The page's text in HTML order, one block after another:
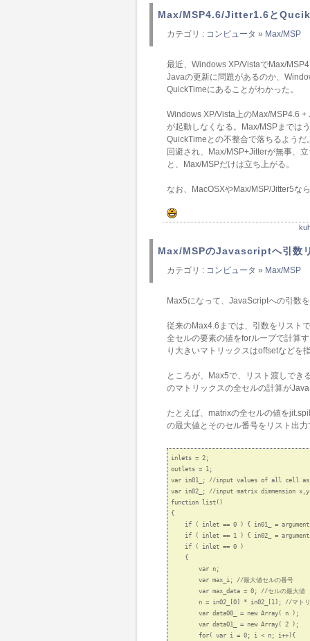
Max/MSP4.6/Jitter1.6と
カテゴリ : コンピュータ » Max/MSP
最近、Windows XP/VistaでMax/
Javaの更新に問題があるのか、
QuickTimeにあることがわかった。
Windows XP/Vista上のMax/MSP4.6
が起動しなくなる。Max/MSPまでは
QuickTimeとの不整合で落ちるよう
回避され、Max/MSP+Jitterが無事、
と、Max/MSPだけは立ち上がる。
なお、MacOSXやMax/MSP/Jitter5な
Max/MSPのJavascriptへ引数
カテゴリ : コンピュータ » Max/MSP
Max5になって、JavaScriptへの引数
従来のMax4.6までは、引数をリスト
全セルの要素の値をforループで計算
り大きいマトリックスはoffsetなどを
ところが、Max5で、リスト渡しでき
のマトリックスの全セルの計算が
たとえば、matrixの全セルの値を
の最大値とそのセル番号をリスト出
inlets = 2;
outlets = 1;
var in01_; //input values of all cell
var in02_; //input matrix dimmension x,y
function list()
{
if ( inlet == 0 ) { in01_ =
if ( inlet == 1 ) { in02_ =
    if ( inlet == 0 )
    {
        var n;
        var max_i; //最大値セルの番号
        var max_data = 0; //セルの最大値
n = in02_[0] * in02_[1]; //マトリ
        var data00_ = new Array( n );
        var data01_ = new Array( 2 );
        for( var i = 0; i < n; i++){